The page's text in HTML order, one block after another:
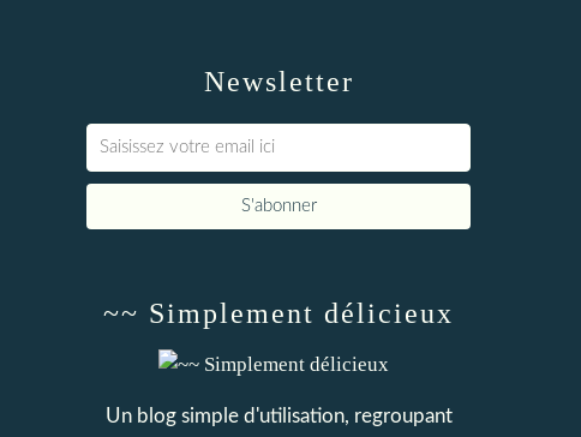
Newsletter
~~ Simplement délicieux
Un blog simple d'utilisation, regroupant